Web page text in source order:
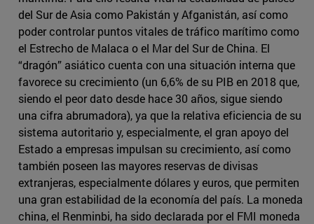
del Sur de Asia como Pakistán y Afganistán, así como
poder controlar puntos vitales de tráfico marítimo como
el Estrecho de Malaca o el Mar del Sur de China. El
“dragón” asiático cuenta con una situación interna que
favorece su crecimiento (un 6,6% de su PIB en 2018 que,
siendo el peor dato desde hace 30 años, sigue siendo
una cifra abrumadora), ya que la relativa eficiencia de su
sistema autoritario y, especialmente, el gran apoyo del
Estado a empresas impulsan su crecimiento, así como
también poseen las mayores reservas de divisas
extranjeras, especialmente dólares y euros, que permiten
una gran estabilidad de la economía del país. La moneda
china, el Renminbi, ha sido declarada por el FMI moneda